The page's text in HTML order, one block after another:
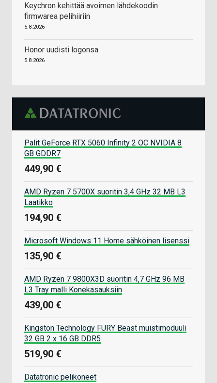
Keychron kehittää avoimen lähdekoodin
firmwarea pelihiiriin
5.8.2026
Honor uudisti logonsa
5.8.2026
Palit GeForce RTX 5060 Infinity 2 OC NVIDIA 8
GB GDDR7
449,90 €
AMD Ryzen 7 5700X suoritin 3,4 GHz 32 MB L3
Laatikko
194,90 €
Microsoft Windows 11 Home sähköinen lisenssi
135,90 €
AMD Ryzen 7 9800X3D suoritin 4,7 GHz 96 MB
L3 Tray malli Konekasauksiin
439,00 €
Kingston Technology FURY Beast muistimoduuli
32 GB 2 x 16 GB DDR5
519,90 €
Datatronic pelikoneet